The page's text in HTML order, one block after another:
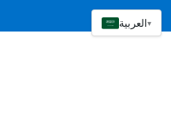
العربية▾